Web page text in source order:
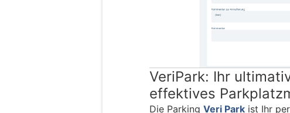
VeriPark: Ihr
effektives
Die Parking Veri Park ist Ihr